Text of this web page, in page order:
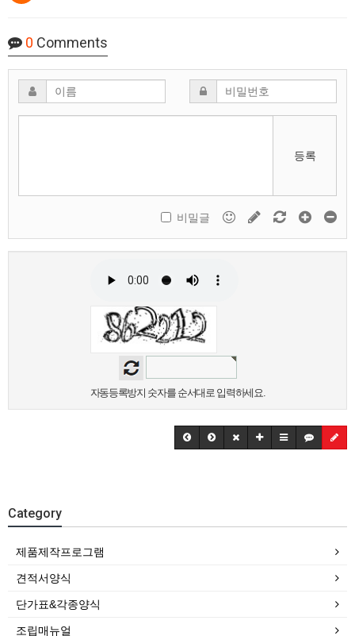
0 Comments
등록
비밀글
자동등록방지 숫자를 순서대로 입력하세요.
Category
제품제작프로그램
견적서양식
단가표&각종양식
조립매뉴얼